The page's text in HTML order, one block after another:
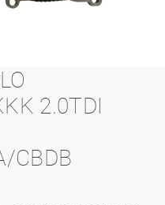
2.0TDI
CBDB